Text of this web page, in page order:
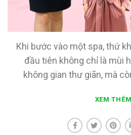
Khi bước vào một spa, thứ
đầu tiên không chỉ là mùi
không gian thư giãn, mà
XEM THÊM